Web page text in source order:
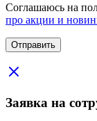
Соглашаюсь на
про акции и
Заявка на